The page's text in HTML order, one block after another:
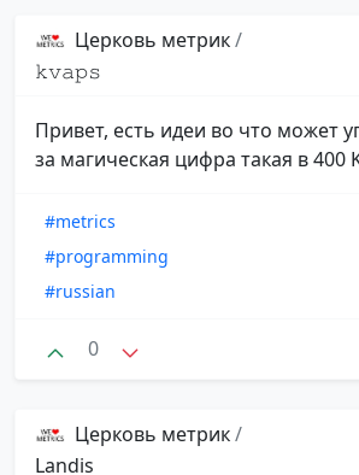
Церковь метрик/
𝚔𝚟𝚊𝚙𝚜
Привет, есть идеи во что может
за магическая цифра такая в 400
#metrics
#programming
#russian
0
Церковь метрик/
Landis